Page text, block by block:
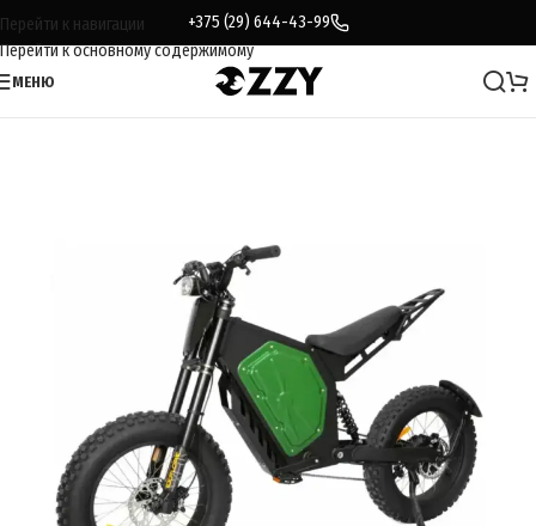
Перейти к навигации
Перейти к основному содержимому
+375 (29) 644-43-99
МЕНЮ